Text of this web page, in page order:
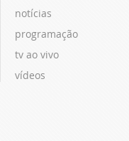
notícias
programação
tv ao vivo
vídeos